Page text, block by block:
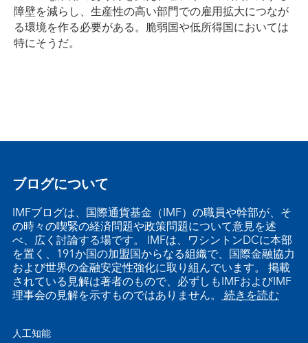
障壁を減らし、生産性の高い部門での雇用拡大につなが
る環境を作る必要がある。脆弱国や低所得国においては
特にそうだ。
ブログについて
IMFブログは、国際通貨基金（IMF）の職員や幹部が、そ
の時々の喫緊の経済問題や政策問題について意見を述
べ、広く討論する場です。 IMFは、ワシントンDCに本部
を置く、191か国の加盟国からなる組織で、国際金融協力
および世界の金融安定性強化に取り組んでいます。 掲載
されている見解は著者のもので、必ずしもIMFおよびIMF
理事会の見解を示すものではありません。 続きを読む
人工知能